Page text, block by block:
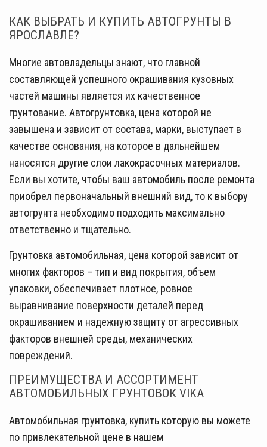
КАК ВЫБРАТЬ И КУПИТЬ АВТОГРУНТЫ В
ЯРОСЛАВЛЕ?
Многие автовладельцы знают, что главной
составляющей успешного окрашивания кузовных
частей машины является их качественное
грунтование. Автогрунтовка, цена которой не
завышена и зависит от состава, марки, выступает в
качестве основания, на которое в дальнейшем
наносятся другие слои лакокрасочных материалов.
Если вы хотите, чтобы ваш автомобиль после ремонта
приобрел первоначальный внешний вид, то к выбору
автогрунта необходимо подходить максимально
ответственно и тщательно.
Грунтовка автомобильная, цена которой зависит от
многих факторов – тип и вид покрытия, объем
упаковки, обеспечивает плотное, ровное
выравнивание поверхности деталей перед
окрашиванием и надежную защиту от агрессивных
факторов внешней среды, механических
повреждений.
ПРЕИМУЩЕСТВА И АССОРТИМЕНТ
АВТОМОБИЛЬНЫХ ГРУНТОВОК VIKA
Автомобильная грунтовка, купить которую вы можете
по привлекательной цене в нашем